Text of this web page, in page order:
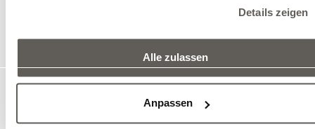
Details zeigen
Alle zulassen
Anpassen
edelholz_historica_origin_capital_black